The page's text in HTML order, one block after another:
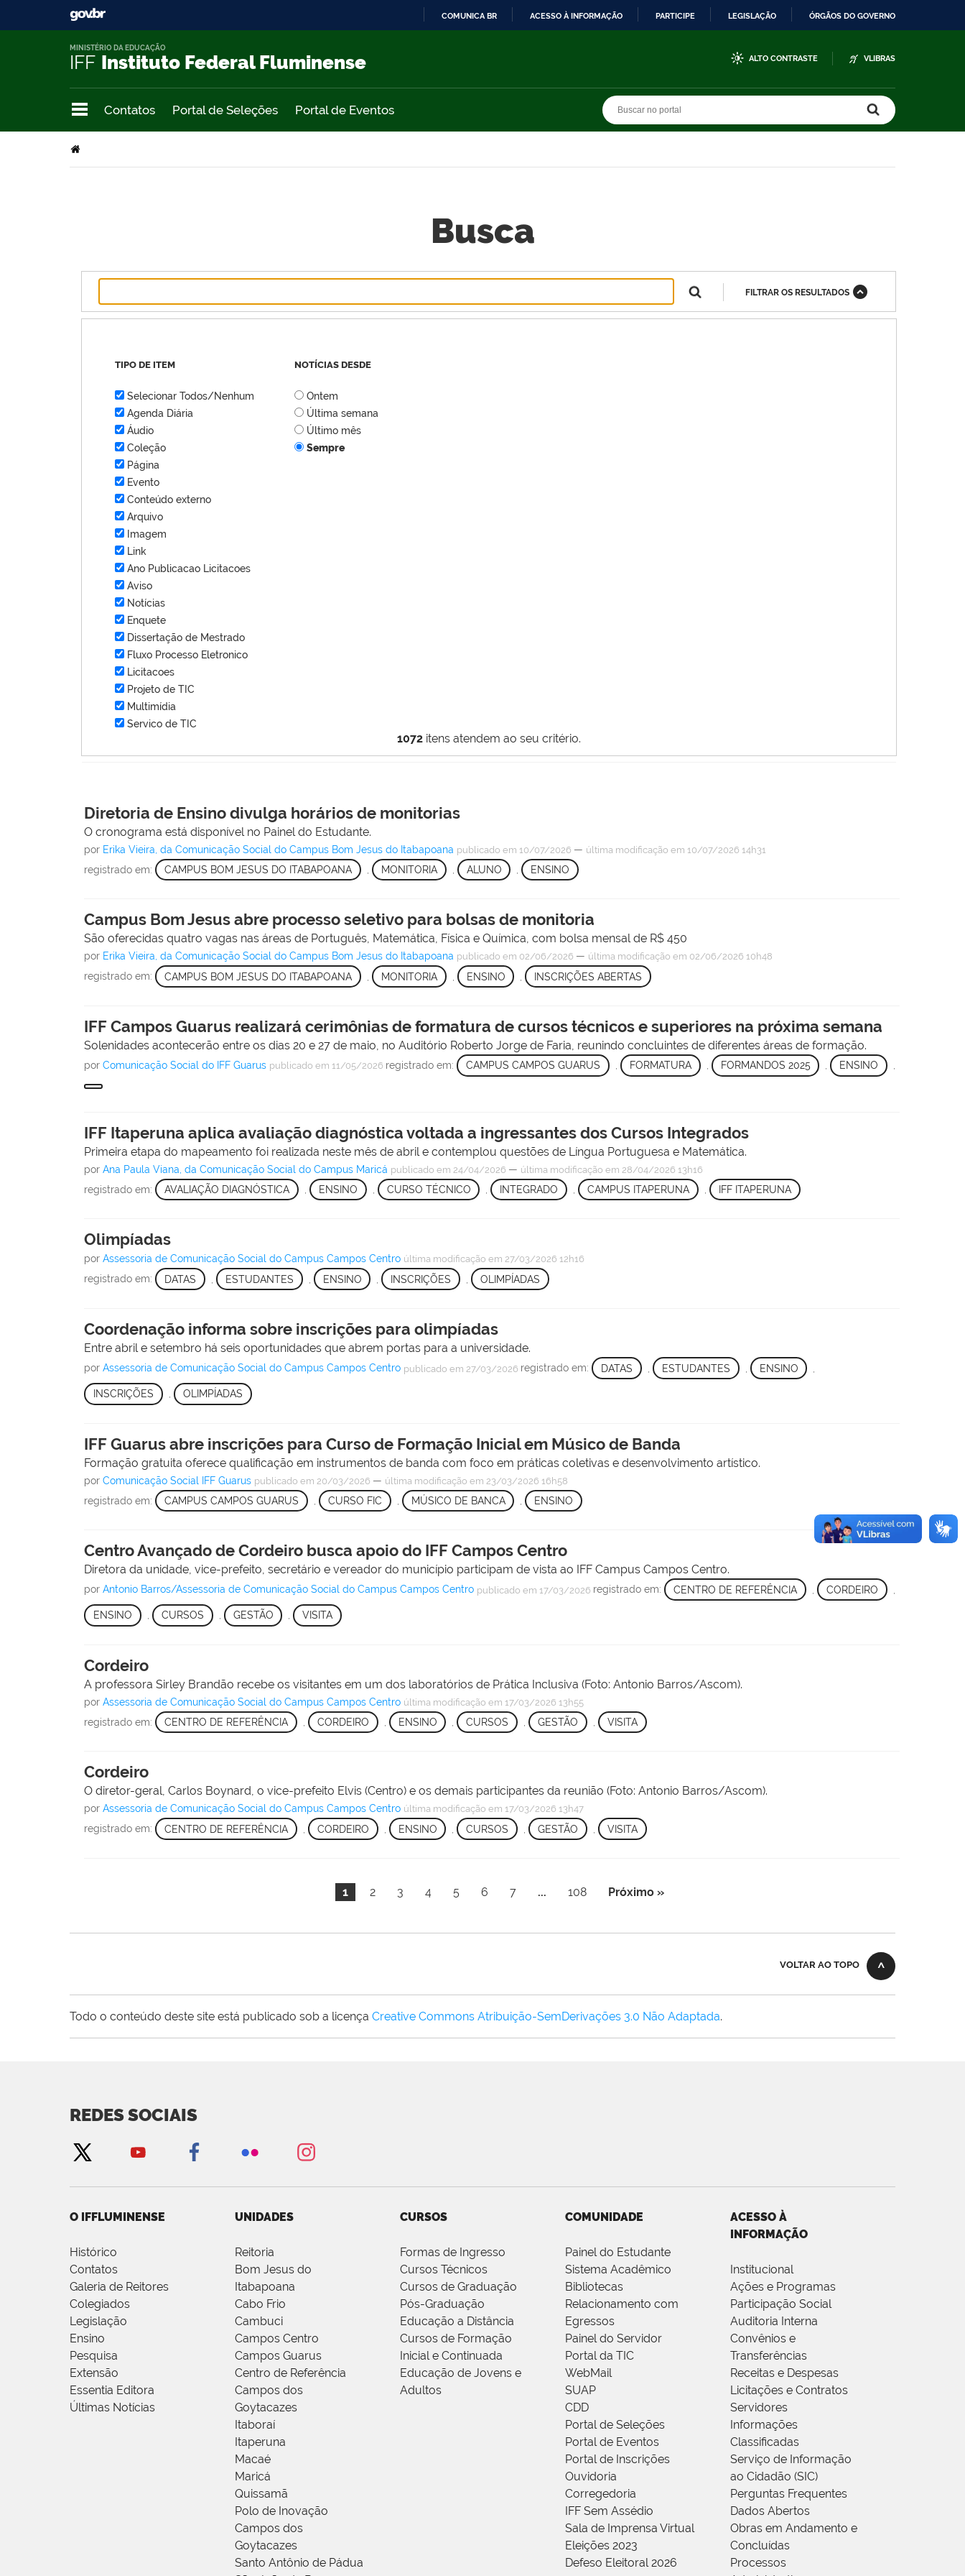
COMUNICA BR ACESSO À INFORMAÇÃO PARTICIPE LEGISLAÇÃO ÓRGÃOS DO GOVERNO
IFF Instituto Federal Fluminense
MINISTÉRIO DA EDUCAÇÃO
ALTO CONTRASTE VLIBRAS
Contatos Portal de Seleções Portal de Eventos
Busca
1072 itens atendem ao seu critério.
FILTRAR OS RESULTADOS
TIPO DE ITEM
Selecionar Todos/Nenhum
Agenda Diária
Áudio
Coleção
Página
Evento
Conteúdo externo
Arquivo
Imagem
Link
Ano Publicacao Licitacoes
Aviso
Notícias
Enquete
Dissertação de Mestrado
Fluxo Processo Eletronico
Licitacoes
Projeto de TIC
Multimídia
Servico de TIC
NOTÍCIAS DESDE
Ontem
Última semana
Último mês
Sempre
Diretoria de Ensino divulga horários de monitorias
O cronograma está disponível no Painel do Estudante.
por Erika Vieira, da Comunicação Social do Campus Bom Jesus do Itabapoana publicado em 10/07/2026 — última modificação em 10/07/2026 14h31
registrado em: CAMPUS BOM JESUS DO ITABAPOANA MONITORIA ALUNO , ENSINO
Campus Bom Jesus abre processo seletivo para bolsas de monitoria
São oferecidas quatro vagas nas áreas de Português, Matemática, Física e Química, com bolsa mensal de R$ 450
por Erika Vieira, da Comunicação Social do Campus Bom Jesus do Itabapoana publicado em 02/06/2026 — última modificação em 02/06/2026 10h48
registrado em: CAMPUS BOM JESUS DO ITABAPOANA MONITORIA ENSINO , INSCRIÇÕES ABERTAS
IFF Campos Guarus realizará cerimônias de formatura de cursos técnicos e superiores na próxima semana
Solenidades acontecerão entre os dias 20 e 27 de maio, no Auditório Roberto Jorge de Faria, reunindo concluintes de diferentes áreas de formação.
porComunicação Social do IFF Guarus publicado em 11/05/2026 registrado em: CAMPUS CAMPOS GUARUS , FORMATURA , FORMANDOS 2025 , ENSINO ,
IFF Itaperuna aplica avaliação diagnóstica voltada a ingressantes dos Cursos Integrados
Primeira etapa do mapeamento foi realizada neste mês de abril e contemplou questões de Língua Portuguesa e Matemática.
porAna Paula Viana, da Comunicação Social do Campus Maricá publicado em 24/04/2026 — última modificação em 28/04/2026 13h16
registrado em: AVALIAÇÃO DIAGNÓSTICA ENSINO CURSO TÉCNICO , INTEGRADO , CAMPUS ITAPERUNA IFF ITAPERUNA
Olimpíadas
porAssessoria de Comunicação Social do Campus Campos Centro última modificação em 27/03/2026 12h16
registrado em: DATAS ESTUDANTES ENSINO , INSCRIÇÕES , OLIMPÍADAS
Coordenação informa sobre inscrições para olimpíadas
Entre abril e setembro há seis oportunidades que abrem portas para a universidade.
porAssessoria de Comunicação Social do Campus Campos Centro publicado em 27/03/2026 registrado em: DATAS ESTUDANTES ENSINO
INSCRIÇÕES , OLIMPÍADAS
IFF Guarus abre inscrições para Curso de Formação Inicial em Músico de Banda
Formação gratuita oferece qualificação em instrumentos de banda com foco em práticas coletivas e desenvolvimento artístico.
porComunicação Social IFF Guarus publicado em 20/03/2026 — última modificação em 23/03/2026 16h58
registrado em: CAMPUS CAMPOS GUARUS CURSO FIC MÚSICO DE BANCA , ENSINO
Centro Avançado de Cordeiro busca apoio do IFF Campos Centro
Diretora da unidade, vice-prefeito, secretário e vereador do município participam de vista ao IFF Campus Campos Centro.
porAntonio Barros/Assessoria de Comunicação Social do Campus Campos Centro publicado em 17/03/2026 registrado em: CENTRO DE REFERÊNCIA CORDEIRO
ENSINO , CURSOS , GESTÃO , VISITA
Cordeiro
A professora Sirley Brandão recebe os visitantes em um dos laboratórios de Prática Inclusiva (Foto: Antonio Barros/Ascom).
porAssessoria de Comunicação Social do Campus Campos Centro última modificação em 17/03/2026 13h55
registrado em: CENTRO DE REFERÊNCIA CORDEIRO ENSINO , CURSOS , GESTÃO VISITA
Cordeiro
O diretor-geral, Carlos Boynard, o vice-prefeito Elvis (Centro) e os demais participantes da reunião (Foto: Antonio Barros/Ascom).
porAssessoria de Comunicação Social do Campus Campos Centro última modificação em 17/03/2026 13h47
registrado em: CENTRO DE REFERÊNCIA CORDEIRO ENSINO , CURSOS , GESTÃO VISITA
1 2 3 4 5 6 7 ... 108 Próximo »
VOLTAR AO TOPO
Todo o conteúdo deste site está publicado sob a licença Creative Commons Atribuição-SemDerivações 3.0 Não Adaptada.
REDES SOCIAIS
O IFFLUMINENSE
Histórico
Contatos
Galeria de Reitores
Colegiados
Legislação
Ensino
Pesquisa
Extensão
Essentia Editora
Últimas Notícias
UNIDADES
Reitoria
Bom Jesus do
Itabapoana
Cabo Frio
Cambuci
Campos Centro
Campos Guarus
Centro de Referência
Campos dos
Goytacazes
Itaboraí
Itaperuna
Macaé
Maricá
Quissamã
Polo de Inovação
Campos dos
Goytacazes
Santo Antônio de Pádua
CURSOS
Formas de Ingresso
Cursos Técnicos
Cursos de Graduação
Pós-Graduação
Educação a Distância
Cursos de Formação
Inicial e Continuada
Educação de Jovens e
Adultos
COMUNIDADE
Painel do Estudante
Sistema Acadêmico
Bibliotecas
Relacionamento com
Egressos
Painel do Servidor
Portal da TIC
WebMail
SUAP
CDD
Portal de Seleções
Portal de Eventos
Portal de Inscrições
Ouvidoria
Corregedoria
IFF Sem Assédio
Sala de Imprensa Virtual
Eleições 2023
Defeso Eleitoral 2026
ACESSO À
INFORMAÇÃO
Institucional
Ações e Programas
Participação Social
Auditoria Interna
Convênios e
Transferências
Receitas e Despesas
Licitações e Contratos
Servidores
Informações
Classificadas
Serviço de Informação
ao Cidadão (SIC)
Perguntas Frequentes
Dados Abertos
Obras em Andamento e
Concluídas
Processos